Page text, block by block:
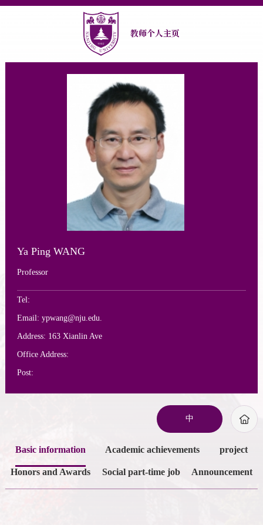
教师个人主页
Ya Ping WANG
Professor
Tel:
Email: ypwang@nju.edu.
Address: 163 Xianlin Ave
Office Address:
Post:
Basic information Academic achievements project
Honors and Awards Social part-time job Announcement
中